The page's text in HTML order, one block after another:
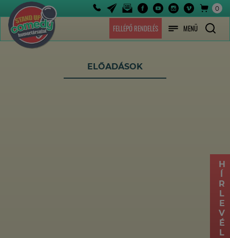
0
FELLÉPŐ RENDELÉS MENÜ
HÍRLEVÉL
ELŐADÁSOK